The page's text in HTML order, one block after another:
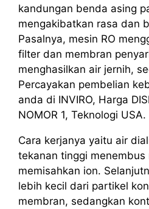
kandungan benda asing
mengakibatkan rasa dan
Pasalnya, mesin RO
filter dan membran
menghasilkan air jernih,
Percayakan pembelian
anda di INVIRO, Harga
NOMOR 1, Teknologi USA.
Cara kerjanya yaitu air
tekanan tinggi
memisahkan ion.
lebih kecil dari partikel
membran, sedangkan